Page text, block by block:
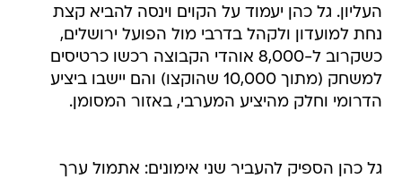
העליון. גל כהן יעמוד על הקוים וינסה להביא קצת
נחת למועדון ולקהל בדרבי מול הפועל ירושלים,
כשקרוב ל-8,000 אוהדי הקבוצה רכשו כרטיסים
למשחק (מתוך 10,000 שהוקצו) והם יישבו ביציע
הדרומי וחלק מהיציע המערבי, באזור המסומן.
גל כהן הספיק להעביר שני אימונים: אתמול ערך